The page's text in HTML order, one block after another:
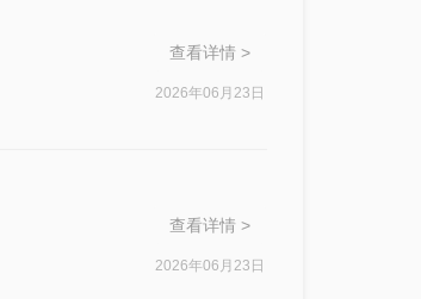
查看详情 >
2026年06月23日
查看详情 >
2026年06月23日